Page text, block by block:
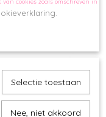
Selectie toestaan
Nee, niet akkoord